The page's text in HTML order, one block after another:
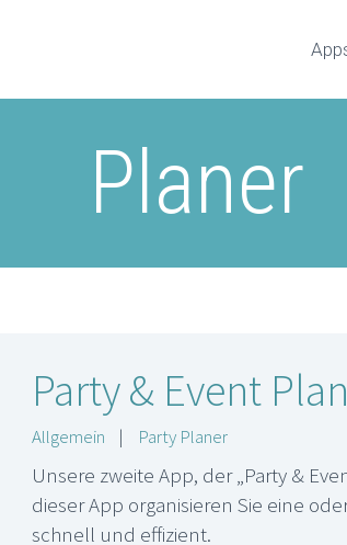
Planer
Party & Event
Allgemein | Party Planer
Unsere zweite App, der „Party &
dieser App organisieren Sie eine
schnell und effizient.